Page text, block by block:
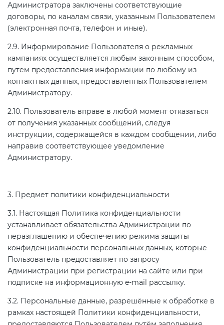
Администратора заключены соответствующие
договоры, по каналам связи, указанным Пользователем
(электронная почта, телефон и иные).
2.9. Информирование Пользователя о рекламных
кампаниях осуществляется любым законным способом,
путем предоставления информации по любому из
контактных данных, предоставленных Пользователем
Администратору.
2.10. Пользователь вправе в любой момент отказаться
от получения указанных сообщений, следуя
инструкции, содержащейся в каждом сообщении, либо
направив соответствующее уведомление
Администратору.
3. Предмет политики конфиденциальности
3.1. Настоящая Политика конфиденциальности
устанавливает обязательства Администрации по
неразглашению и обеспечению режима защиты
конфиденциальности персональных данных, которые
Пользователь предоставляет по запросу
Администрации при регистрации на сайте или при
подписке на информационную e-mail рассылку.
3.2. Персональные данные, разрешённые к обработке в
рамках настоящей Политики конфиденциальности,
Сертификация промышленного
оборудования (ТР ТС 010)
Сертификация средств
индивидуальной защиты (ТР ТС
019)
регламенты